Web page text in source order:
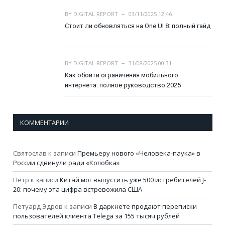
BY DIGITAL REPORT
03/11/2025 12:46
Стоит ли обновляться на One UI 8: полный гайд
BY DIGITAL REPORT
31/08/2025 00:31
Как обойти ограничения мобильного
интернета: полное руководство 2025
КОММЕНТАРИИ
Святослав к записи Премьеру нового «Человека-паука» в
России сдвинули ради «Колобка»
Петр к записи Китай мог выпустить уже 500 истребителей J-
20: почему эта цифра встревожила США
Петуард Эдров к записи В даркнете продают переписки
пользователей клиента Telega за 155 тысяч рублей